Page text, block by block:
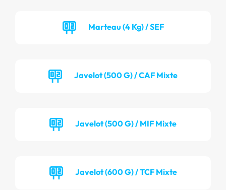
Marteau (4 Kg) / SEF
Javelot (500 G) / CAF Mixte
Javelot (500 G) / MIF Mixte
Javelot (600 G) / TCF Mixte